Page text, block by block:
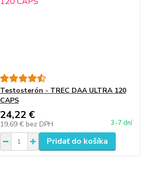
Testosterón - TREC DAA ULTRA 120
CAPS
24,22 €
19,69 € bez DPH 3-7 dní
Pridať do košíka